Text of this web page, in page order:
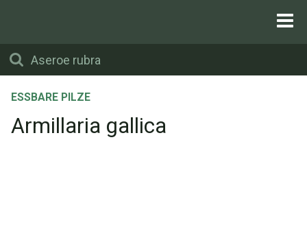
ESSBARE PILZE
Armillaria gallica